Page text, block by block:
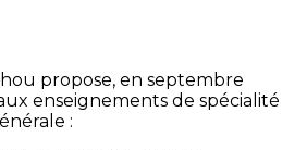
propose, en septembre
enseignements de spécialité
: